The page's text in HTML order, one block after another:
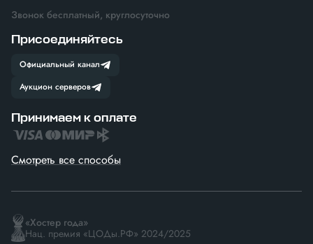
Звонок бесплатный, круглосуточно
Присоединяйтесь
Официальный канал
Аукцион серверов
Принимаем к оплате
Смотреть все способы
«Хостер года»
Нац. премия «ЦОДы.РФ» 2024/2025